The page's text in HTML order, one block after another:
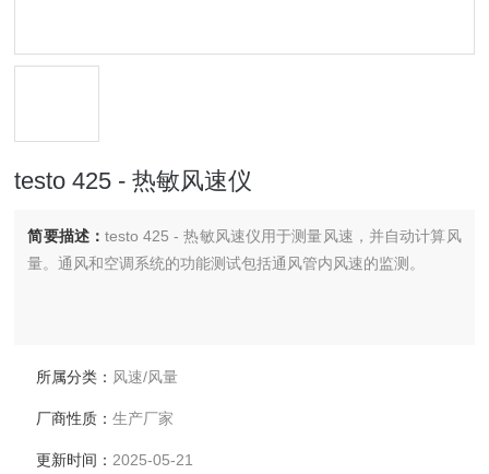
testo 425 - 热敏风速仪
简要描述：testo 425 - 热敏风速仪用于测量风速，并自动计算风
量。通风和空调系统的功能测试包括通风管内风速的监测。
所属分类： 风速/风量
厂商性质：生产厂家
更新时间： 2025-05-21